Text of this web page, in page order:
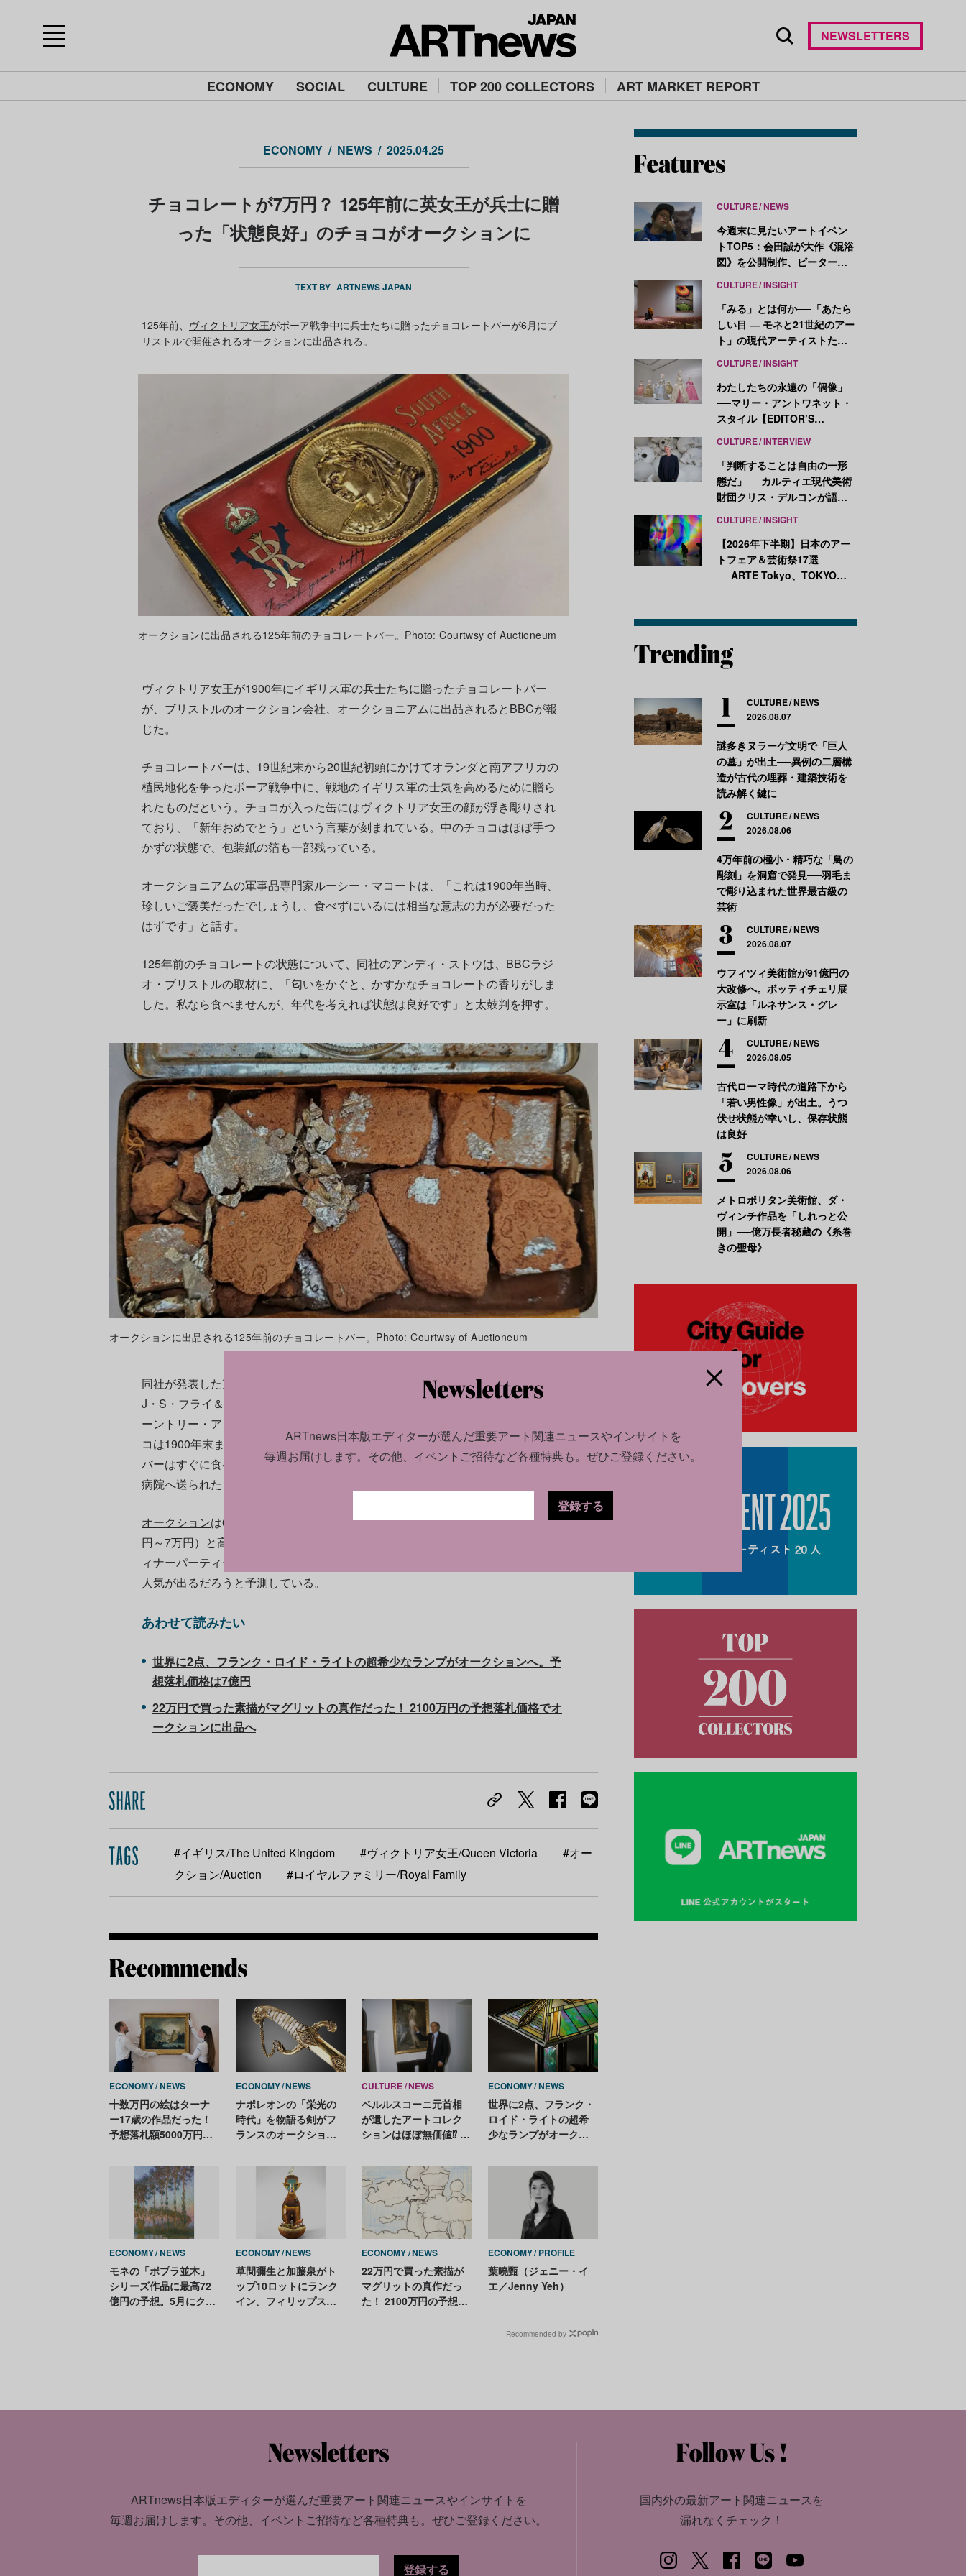
ECONOMY SOCIAL CULTURE TOP 200 COLLECTORS ART MARKET REPORT
NEWSLETTERS
ECONOMY NEWS 2025.04.25
チョコレートが7万円？ 125年前に英女王が兵士に贈
った「状態良好」のチョコがオークションに
TEXT BY ARTNEWS JAPAN
125年前、 ヴィクトリア女王がボーア戦争中に兵士たちに贈ったチョコレートバーが6月にブ
リストルで開催されるオークションに出品される。
オークションに出品される125年前のチョコレートバー。Photo: Courtwsy of Auctioneum
ヴィクトリア女王が1900年にイギリス軍の兵士たちに贈ったチョコレートバー
が、ブリストルのオークション会社、オークショニアムに出品されるとBBCが報
じた。
チョコレートバーは、19世紀末から20世紀初頭にかけてオランダと南アフリカの
植民地化を争ったボーア戦争中に、戦地のイギリス軍の士気を高めるために贈ら
れたものだという。チョコが入った缶にはヴィクトリア女王の顔が浮き彫りされ
ており、「新年おめでとう」という言葉が刻まれている。中のチョコはほぼ手つ
かずの状態で、包装紙の箔も一部残っている。
オークショニアムの軍事品専門家ルーシー・マコートは、「これは1900年当時、
珍しいご褒美だったでしょうし、食べずにいるには相当な意志の力が必要だった
はずです」と話す。
125年前のチョコレートの状態について、同社のアンディ・ストウは、BBCラジ
オ・ブリストルの取材に、「匂いをかぐと、かすかなチョコレートの香りがしま
した。私なら食べませんが、年代を考えれば状態は良好です」と太鼓判を押す。
オークションに出品される125年前のチョコレートバー。Photo: Courtwsy of Auctioneum
同社が発表した声明によれば、ヴィクトリア女王は1899年に特別な缶の製造を、
J・S・フライ＆サンズ社、キャドバリー・ブラザーズ・リミテッド社、そしてロ
ーントリー・アンド・カンパニー・リミテッド社に依頼したという。缶入りチョ
コは1900年末までに12万個以上が兵士たちに配られた。ほとんどのチョコレート
バーはすぐに食べられたが、一部は愛する人へ、あるいは負傷した兵士のために
病院へ送られたとストウは話す。
オークションは6月に行われる。予想落札価格は250ポンドから400ポンド（約4万
円～7万円）と高くはないが、ストウは「重要な歴史の一部を欲しい」人や、「デ
ィナーパーティーでの話のネタ」を求める人々、そして軍事品コレクターの間で
人気が出るだろうと予測している。
あわせて読みたい
世界に2点、フランク・ロイド・ライトの超希少なランプがオークションへ。予
想落札価格は7億円
22万円で買った素描がマグリットの真作だった！ 2100万円の予想落札価格でオ
ークションに出品へ
#イギリス/The United Kingdom #ヴィクトリア女王/Queen Victoria
#オー
クション/Auction
#ロイヤルファミリー/Royal Family
ECONOMY NEWS
十数万円の絵はターナ
ー17歳の作品だった！
予想落札額5000万円超
ションへ
ECONOMY NEWS
ナポレオンの「栄光の
時代」を物語る剣がフ
ランスのオークション
億6000万円
CULTURE NEWS
ベルルスコーニ元首相
が遺したアートコレク
ションはほぼ無価値⁉ 深
で作品を購入していた
ECONOMY NEWS
世界に2点、フランク・
ロイド・ライトの超希
少なランプがオークシ
は7億円
ECONOMY NEWS
モネの「ポプラ並木」
シリーズ作品に最高72
億円の予想。5月にクリ
ECONOMY NEWS
草間彌生と加藤泉がト
ップ10ロットにランク
イン。フィリップス香
ECONOMY NEWS
22万円で買った素描が
マグリットの真作だっ
た！ 2100万円の予想落
ECONOMY PROFILE
葉曉甄（ジェニー・イ
エ／Jenny Yeh）
Recommended by
CULTURE NEWS
今週末に見たいアートイベン
トTOP5：会田誠が大作《混浴
図》を公開制作、ピーター・
CULTURE INSIGHT
「みる」とは何か──「あたら
しい目 ― モネと21世紀のアー
ト」の現代アーティストたち
CULTURE INSIGHT
わたしたちの永遠の「偶像」
──マリー・アントワネット・
スタイル【EDITOR’S
CULTURE INTERVIEW
「判断することは自由の一形
態だ」──カルティエ現代美術
財団クリス・デルコンが語
CULTURE INSIGHT
【2026年下半期】日本のアー
トフェア＆芸術祭17選
──ARTE Tokyo、TOKYO
CULTURE NEWS
2026.08.07
謎多きヌラーゲ文明で「巨人
の墓」が出土──異例の二層構
造が古代の埋葬・建築技術を
読み解く鍵に
CULTURE NEWS
2026.08.06
4万年前の極小・精巧な「鳥の
彫刻」を洞窟で発見──羽毛ま
で彫り込まれた世界最古級の
芸術
CULTURE NEWS
2026.08.07
ウフィツィ美術館が91億円の
大改修へ。ボッティチェリ展
示室は「ルネサンス・グレ
ー」に刷新
CULTURE NEWS
2026.08.05
古代ローマ時代の道路下から
「若い男性像」が出土。うつ
伏せ状態が幸いし、保存状態
は良好
CULTURE NEWS
2026.08.06
メトロポリタン美術館、ダ・
ヴィンチ作品を「しれっと公
開」──億万長者秘蔵の《糸巻
きの聖母》
ARTnews日本版エディターが選んだ重要アート関連ニュースやインサイトを
毎週お届けします。 その他、イベントご招待など各種特典も。 ぜひご登録ください。
登録する
国内外の最新アート関連ニュースを
漏れなくチェック！
ARTnews日本版エディターが選んだ重要アート関連ニュースやインサイトを
毎週お届けします。 その他、イベントご招待など各種特典も。ぜひご登録ください。
登録する